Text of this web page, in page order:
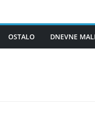
OSTALO DNEVNE